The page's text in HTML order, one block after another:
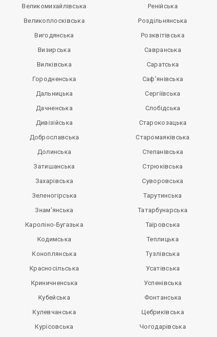
Великомихайлівська
Великоплосківська
Вигодянська
Визирська
Вилківська
Городненська
Дальницька
Дачненська
Дивізійська
Доброславська
Долинська
Затишанська
Захарівська
Зеленогірська
Знам’янська
Кароліно-Бугазька
Кодимська
Коноплянська
Красносільська
Криничненська
Кубейська
Кулевчанська
Курісовська
Ренійська
Роздільнянська
Розквітівська
Савранська
Саратська
Саф’янівська
Сергіївська
Слобідська
Старокозацька
Старомаяківська
Степанівська
Стрюківська
Суворовська
Тарутинська
Татарбунарська
Таїровська
Теплицька
Тузлівська
Усатівська
Успенівська
Фонтанська
Цебриківська
Чогодарівська